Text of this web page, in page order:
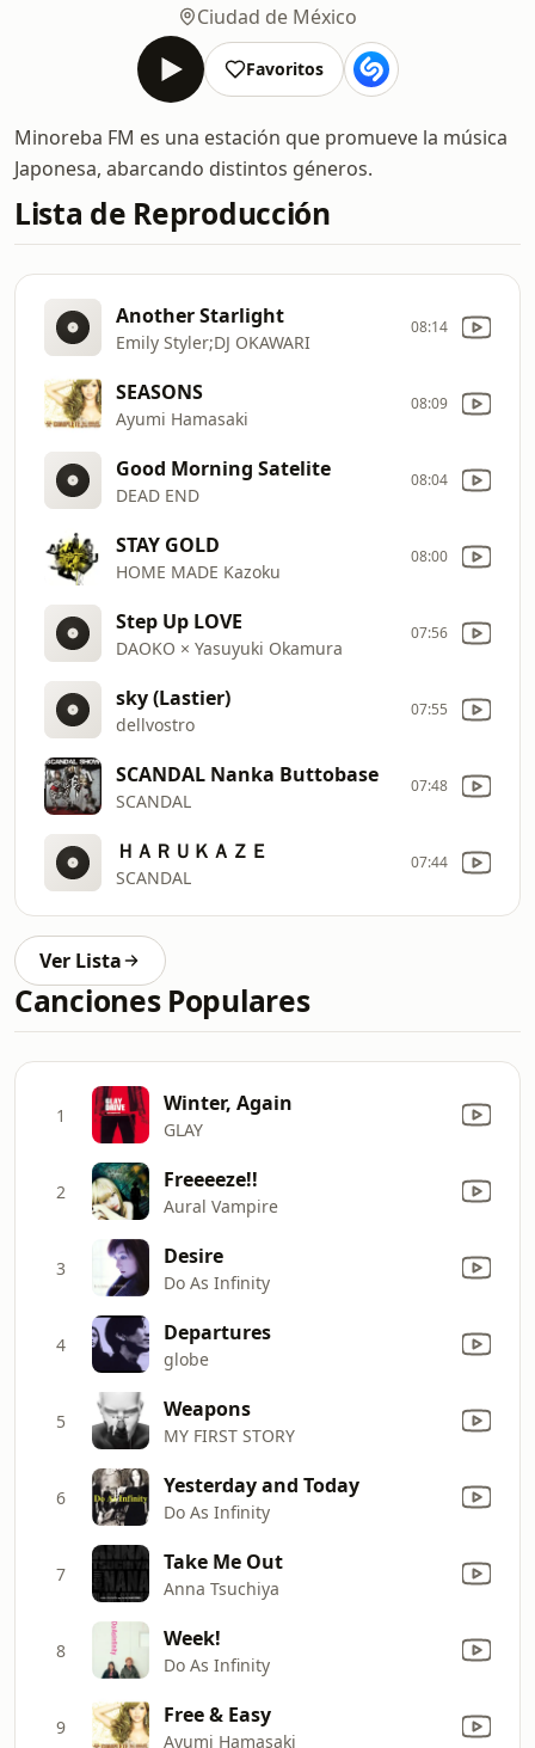
Ciudad de México
Favoritos
Minoreba FM es una estación que promueve la música
Japonesa, abarcando distintos géneros.
Lista de Reproducción
Another Starlight
Emily Styler;DJ OKAWARI
08:14
SEASONS
Ayumi Hamasaki
08:09
Good Morning Satelite
DEAD END
08:04
STAY GOLD
HOME MADE Kazoku
08:00
Step Up LOVE
DAOKO × Yasuyuki Okamura
07:56
sky (Lastier)
dellvostro
07:55
SCANDAL Nanka Buttobase
SCANDAL
07:48
ＨＡＲＵＫＡＺＥ
SCANDAL
07:44
Ver Lista
Canciones Populares
1 Winter, Again
GLAY
2 Freeeeze!!
Aural Vampire
3 Desire
Do As Infinity
4 Departures
globe
5 Weapons
MY FIRST STORY
6 Yesterday and Today
Do As Infinity
7 Take Me Out
Anna Tsuchiya
8 Week!
Do As Infinity
9 Free & Easy
Ayumi Hamasaki